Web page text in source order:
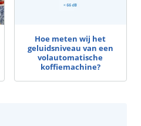
Hoe meten wij het
geluidsniveau van een
volautomatische
koffiemachine?